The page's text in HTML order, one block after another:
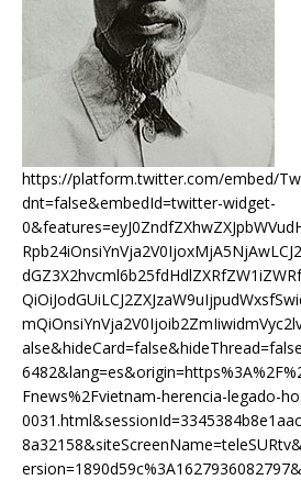
https://platform.twitter.com/embed/
dnt=false&embedId=twitter-widget-
Fnews%2Fvietnam-herencia-legado-